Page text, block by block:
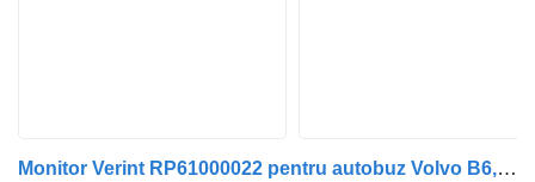
Monitor Verint RP61000022 pentru autobuz Volvo B6, B7, B9, B10, B12